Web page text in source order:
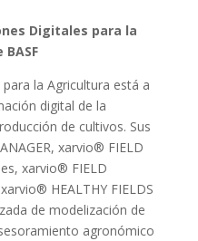
Digitales para la
la Agricultura está a
digital de la
de cultivos. Sus
xarvio® FIELD
xarvio® FIELD
HEALTHY FIELDS
de modelización de
agronómico